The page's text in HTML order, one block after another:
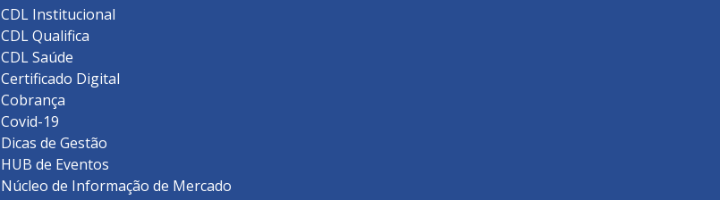
CDL Institucional
CDL Qualifica
CDL Saúde
Certificado Digital
Cobrança
Covid-19
Dicas de Gestão
HUB de Eventos
Núcleo de Informação de Mercado